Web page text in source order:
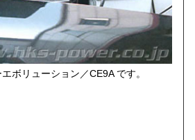
ボリューション／CE9A です。